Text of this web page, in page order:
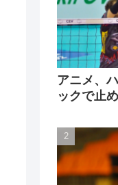
アニメ、
ックで止